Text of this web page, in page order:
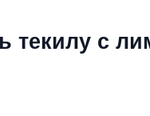
текилу с